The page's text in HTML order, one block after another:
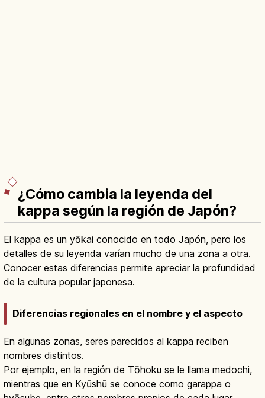
¿Cómo cambia la leyenda del
kappa según la región de Japón?
El kappa es un yōkai conocido en todo Japón, pero los
detalles de su leyenda varían mucho de una zona a otra.
Conocer estas diferencias permite apreciar la profundidad
de la cultura popular japonesa.
Diferencias regionales en el nombre y el aspecto
En algunas zonas, seres parecidos al kappa reciben
nombres distintos.
Por ejemplo, en la región de Tōhoku se le llama medochi,
mientras que en Kyūshū se conoce como garappa o